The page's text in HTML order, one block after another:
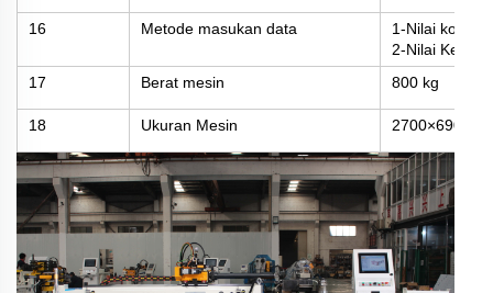
16 Metode masukan data
1-Nilai
2-Nilai Kerja -
17
Berat mesin 800 kg
18 Ukuran Mesin